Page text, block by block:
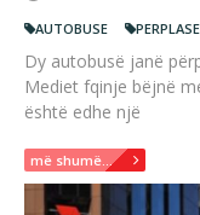
AUTOBUSE
Dy autobusë janë
Mediet fqinje bëjnë
është edhe një
më shumë...